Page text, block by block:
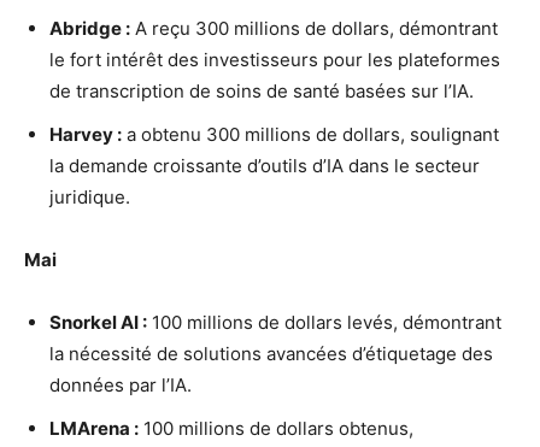
Abridge : A reçu 300 millions de dollars, démontrant
le fort intérêt des investisseurs pour les plateformes
de transcription de soins de santé basées sur l’IA.
Harvey : a obtenu 300 millions de dollars, soulignant
la demande croissante d’outils d’IA dans le secteur
juridique.
Mai
Snorkel AI : 100 millions de dollars levés, démontrant
la nécessité de solutions avancées d’étiquetage des
données par l’IA.
LMArena : 100 millions de dollars obtenus,